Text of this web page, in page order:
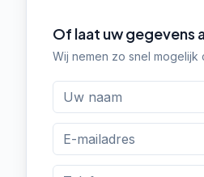
Of laat uw gegevens
Wij nemen zo snel mogelijk